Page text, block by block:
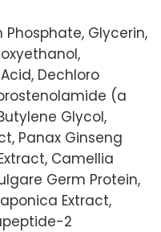
Glycerin,
Dechloro
(a
Glycol,
Panax Ginseng
Camellia
Germ Protein,
Extract,
2